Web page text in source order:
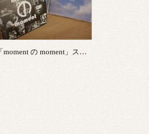
「moment の moment」ステージレコーディングの全て